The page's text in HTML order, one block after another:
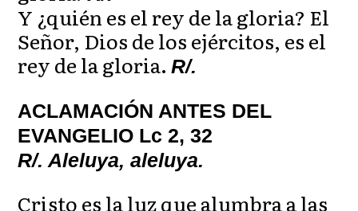
Y ¿quién es el rey de la gloria? El
Señor, Dios de los ejércitos, es el
rey de la gloria.R/.
ACLAMACIÓN ANTES DEL
EVANGELIO Lc 2, 32
R/. Aleluya, aleluya.
Cristo es la luz que alumbra a las